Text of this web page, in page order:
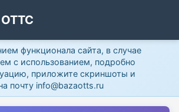
ОТТС
функционала сайта, в случае
с использованием, подробно
приложите скриншоты и
почту info@bazaotts.ru